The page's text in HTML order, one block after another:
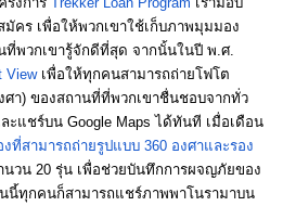
มัคร เพื่อให้พวกเขาใช้เก็บภาพมุมมอง
ที่พวกเขารู้จักดีที่สุด จากนั้นในปี พ.ศ.
View เพื่อให้ทุกคนสามารถถ่ายโฟโต
ศา) ของสถานที่ที่พวกเขาชื่นชอบจากทั่ว
แชร์บน Google Maps ได้ทันที เมื่อเดือน
งที่สามารถถ่ายรูปแบบ 360 องศาและรอง
วน 20 รุ่น เพื่อช่วยบันทึกการผจญภัยของ
ทุกคนก็สามารถแชร์ภาพพาโนรามาบน